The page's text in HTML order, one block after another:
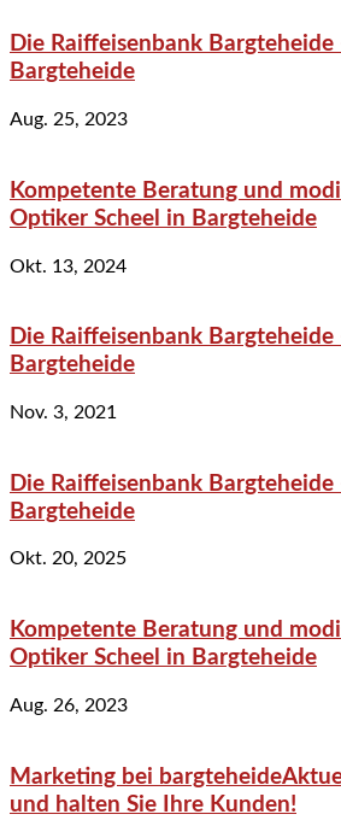
Die Raiffeisenbank
Bargteheide
Aug. 25, 2023
Kompetente Beratung und
Optiker Scheel in Bargteheide
Okt. 13, 2024
Die Raiffeisenbank
Bargteheide
Nov. 3, 2021
Die Raiffeisenbank
Bargteheide
Okt. 20, 2025
Kompetente Beratung und
Optiker Scheel in Bargteheide
Aug. 26, 2023
Marketing bei
und halten Sie Ihre Kunden!